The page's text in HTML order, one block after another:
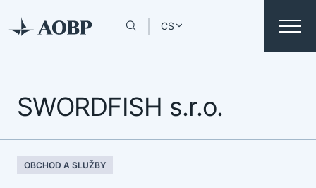
CS
SWORDFISH s.r.o.
OBCHOD A SLUŽBY